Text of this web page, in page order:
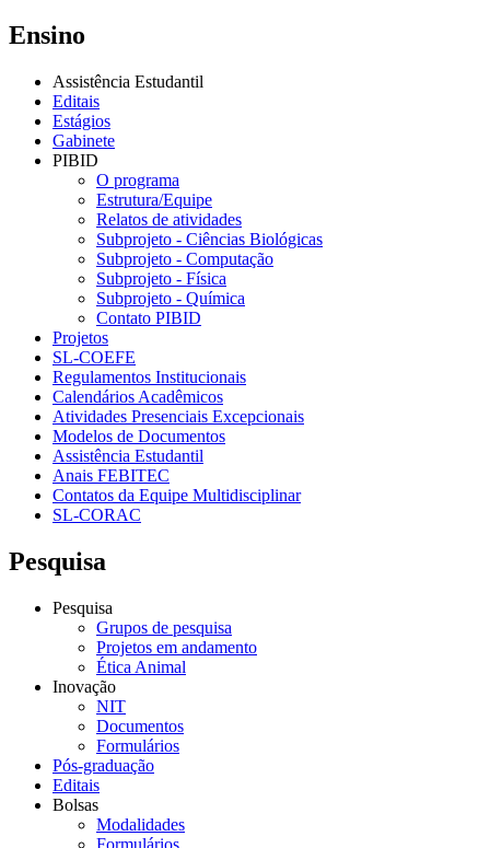
Ensino
Assistência Estudantil
Editais
Estágios
Gabinete
PIBID
O programa
Estrutura/Equipe
Relatos de atividades
Subprojeto - Ciências Biológicas
Subprojeto - Computação
Subprojeto - Física
Subprojeto - Química
Contato PIBID
Projetos
SL-COEFE
Regulamentos Institucionais
Calendários Acadêmicos
Atividades Presenciais Excepcionais
Modelos de Documentos
Assistência Estudantil
Anais FEBITEC
Contatos da Equipe Multidisciplinar
SL-CORAC
Pesquisa
Pesquisa
Grupos de pesquisa
Projetos em andamento
Ética Animal
Inovação
NIT
Documentos
Formulários
Pós-graduação
Editais
Bolsas
Modalidades
Formulários